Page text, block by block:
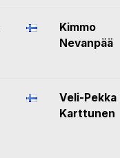
Kimmo
Nevanpää
Veli-Pekka
Karttunen